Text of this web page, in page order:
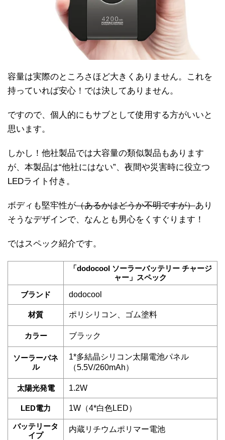
容量は実際のところさほど大きくありません。これを
持っていれば安心！では決してありません。
ですので、個人的にもサブとして使用する方がいいと
思います。
しかし！他社製品では大容量の類似製品もあります
が、本製品は“他社にはない”、夜間や災害時に役立つ
LEDライト付き。
ボディも堅牢性が（あるかはどうか不明ですが）あり
そうなデザインで、なんとも男心をくすぐります！
ではスペック紹介です。
「dodocool ソーラーバッテリー チャージ
ャー」スペック
ブランド
dodocool
材質 ポリシリコン、ゴム塗料
カラー ブラック
ソーラーパネ
ル
1*多結晶シリコン太陽電池パネル
（5.5V/260mAh）
太陽光発電 1.2W
LED電力 1W（4*白色LED）
バッテリータ
イプ
内蔵リチウムポリマー電池